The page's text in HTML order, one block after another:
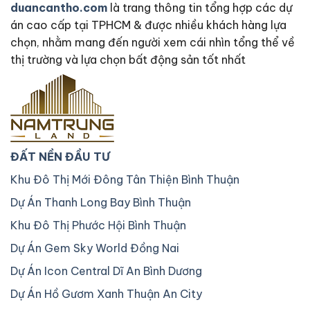
duancantho.com là trang thông tin tổng hợp các dự
án cao cấp tại TPHCM & được nhiều khách hàng lựa
chọn, nhằm mang đến người xem cái nhìn tổng thể về
thị trường và lựa chọn bất động sản tốt nhất
ĐẤT NỀN ĐẦU TƯ
Khu Đô Thị Mới Đông Tân Thiện Bình Thuận
Dự Án Thanh Long Bay Bình Thuận
Khu Đô Thị Phước Hội Bình Thuận
Dự Án Gem Sky World Đồng Nai
Dự Án Icon Central Dĩ An Bình Dương
Dự Án Hồ Gươm Xanh Thuận An City